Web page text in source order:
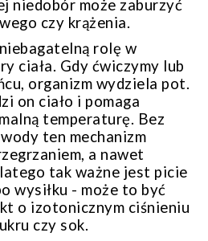
niedobór może zaburzyć
czy krążenia.
rolę w
ciała. Gdy ćwiczymy lub
organizm wydziela pot.
on ciało i pomaga
temperaturę. Bez
ten mechanizm
a nawet
tak ważne jest picie
wysiłku - może to być
o izotonicznym ciśnieniu
czy sok.